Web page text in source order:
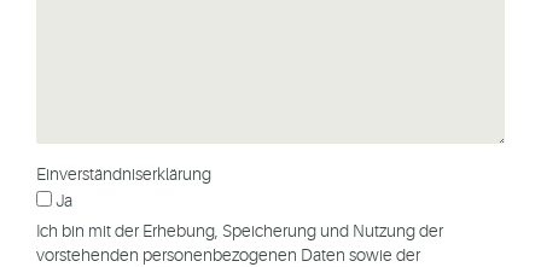
Einverständniserklärung
Ja
Ich bin mit der Erhebung, Speicherung und Nutzung der
vorstehenden personenbezogenen Daten sowie der